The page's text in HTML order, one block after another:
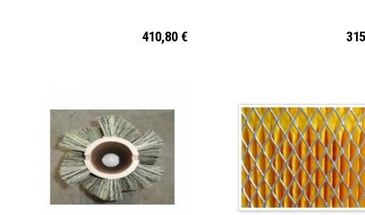
410,80 €